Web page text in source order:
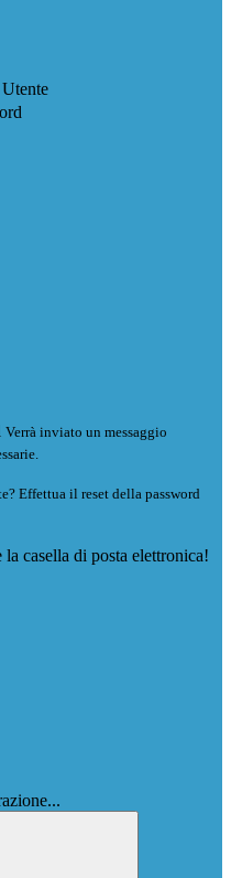
Verrà inviato un messaggio
Effettua il reset della password
casella di posta elettronica!